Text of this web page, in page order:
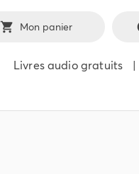
Mon panier
Livres audio gratuits |